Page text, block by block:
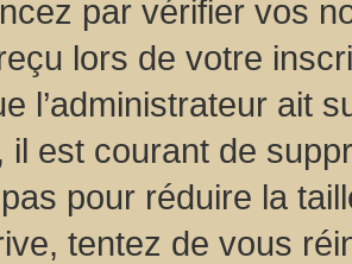
par vérifier vos
lors de votre
l’administrateur ait
il est courant de
pour réduire la
tentez de vous